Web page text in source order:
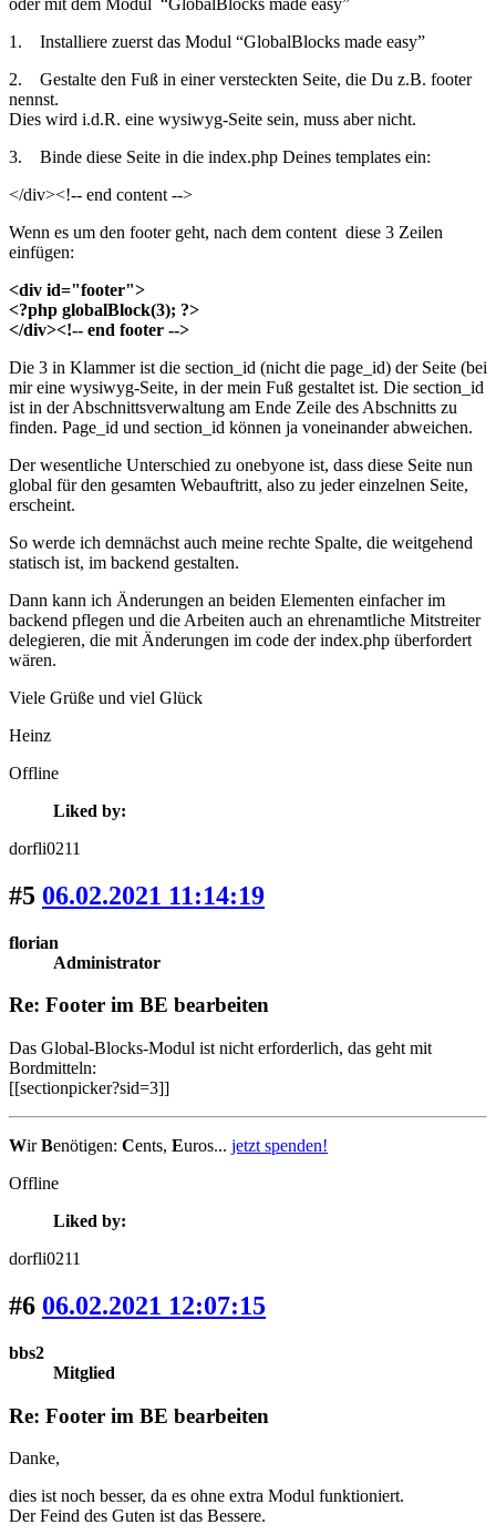
1. Installiere zuerst das Modul “GlobalBlocks made easy”
2. Gestalte den Fuß in einer versteckten Seite, die Du z.B. footer
nennst.
Dies wird i.d.R. eine wysiwyg-Seite sein, muss aber nicht.
3. Binde diese Seite in die index.php Deines templates ein:
</div><!-- end content -->
Wenn es um den footer geht, nach dem content diese 3 Zeilen
einfügen:
<div id="footer">
<?php globalBlock(3); ?>
</div><!-- end footer -->
Die 3 in Klammer ist die section_id (nicht die page_id) der Seite (bei
mir eine wysiwyg-Seite, in der mein Fuß gestaltet ist. Die section_id
ist in der Abschnittsverwaltung am Ende Zeile des Abschnitts zu
finden. Page_id und section_id können ja voneinander abweichen.
Der wesentliche Unterschied zu onebyone ist, dass diese Seite nun
global für den gesamten Webauftritt, also zu jeder einzelnen Seite,
erscheint.
So werde ich demnächst auch meine rechte Spalte, die weitgehend
statisch ist, im backend gestalten.
Dann kann ich Änderungen an beiden Elementen einfacher im
backend pflegen und die Arbeiten auch an ehrenamtliche Mitstreiter
delegieren, die mit Änderungen im code der index.php überfordert
wären.
Viele Grüße und viel Glück
Heinz
Offline
Liked by:
dorfli0211
#5 06.02.2021 11:14:19
florian
Administrator
Re: Footer im BE bearbeiten
Das Global-Blocks-Modul ist nicht erforderlich, das geht mit
Bordmitteln:
[[sectionpicker?sid=3]]
WirBenötigen: Cents, Euros... jetzt spenden!
Offline
Liked by:
dorfli0211
#6 06.02.2021 12:07:15
bbs2
Mitglied
Re: Footer im BE bearbeiten
Danke,
dies ist noch besser, da es ohne extra Modul funktioniert.
Der Feind des Guten ist das Bessere.